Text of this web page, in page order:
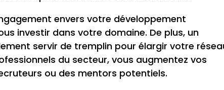
envers votre développement
investir dans votre domaine. De plus, un
servir de tremplin pour élargir votre
du secteur, vous augmentez vos
ou des mentors potentiels.